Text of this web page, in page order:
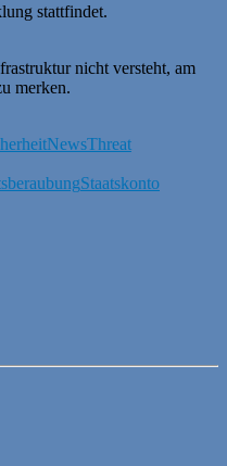
stattfindet.
nicht versteht, am
merken.
NewsThreat
Staatskonto